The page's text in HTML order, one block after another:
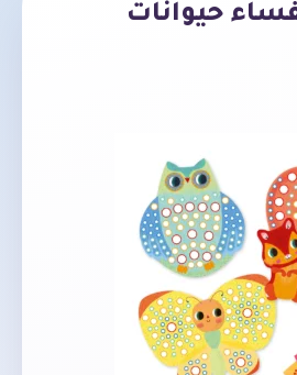
حيوانات